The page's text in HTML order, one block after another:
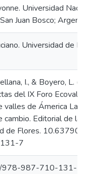
Universidad
Juan Bosco;
Universidad de
I., & Boyero, L.
del IX Foro
valles de Ámerica
Editorial de la
de Flores.
7
987-710-131-7